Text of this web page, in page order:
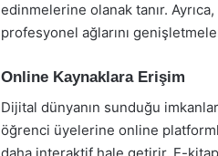
edinmelerine olanak tanır.
profesyonel ağlarını
Online Kaynaklara Erişim
Dijital dünyanın sunduğu
öğrenci üyelerine online
daha interaktif hale getirir. E-